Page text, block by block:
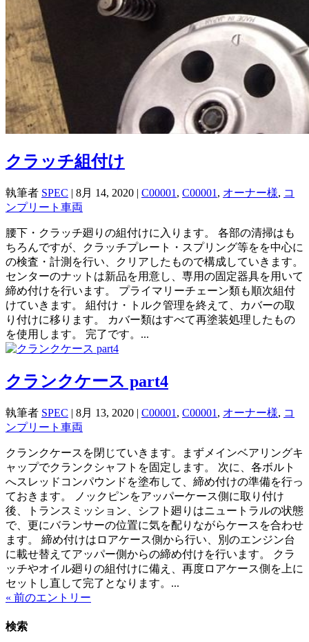
クラッチ組付け
執筆者 SPEC | 8月 14, 2020 | C00001 , C00001 , オーナー様, コ
ンプリート車両
腰下・クラッチ廻りの組付けに入ります。 各部の清掃はも
ちろんですが、クラッチプレート・スプリング等をを中心に
の検査・計測を行い、クリアしたもので構成していきます。
センターのナットは新品を用意し、専用の固定器具を用いて
締め付けを行います。 プライマリーチェーン類も順次組付
けていきます。 組付け・トルク管理を終えて、カバーの取
り付けに移ります。 カバー類はすべて再塗装処理したもの
を使用します。 完了です。...
クランクケース part4
執筆者 SPEC | 8月 13, 2020 | C00001 , C00001 , オーナー様, コ
ンプリート車両
クランクケースを閉じていきます。まずメインベアリングキ
ャップでクランクシャフトを固定します。 次に、各ボルト
へスレッドコンパウンドを塗布して、締め付けの準備を行っ
ておきます。 ノックピンをアッパーケース側に取り付け
後、トランスミッション、シフト廻りはニュートラルの状態
で、更にバランサーの位置に気を配りながらケースを合わせ
ます。 締め付けはロアケース側から行い、別のエンジン台
に載せ替えてアッパー側からの締め付けを行います。 クラ
ッチやオイル廻りの組付けに備え、再度ロアケース側を上に
セットし直して完了となります。...
« 前のエントリー
検索